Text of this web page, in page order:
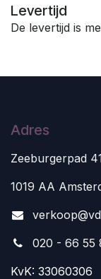
Levertijd
De levertijd is
Adres
Zeeburgerpad
1019 AA
v
020 - 66 55
KvK: 33060306